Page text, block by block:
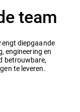
team
diepgaande
engineering en
betrouwbare,
te leveren.